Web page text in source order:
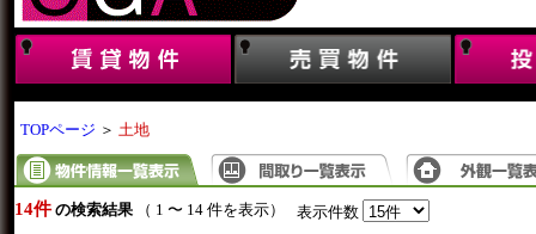
TOPページ ＞ 土地
14件 の検索結果 （ 1 〜 14 件を表示） 表示件数